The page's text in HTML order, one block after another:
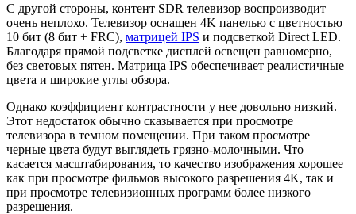
С другой стороны, контент SDR телевизор воспроизводит
очень неплохо. Телевизор оснащен 4K панелью с цветностью
10 бит (8 бит + FRC), матрицей IPS и подсветкой Direct LED.
Благодаря прямой подсветке дисплей освещен равномерно,
без световых пятен. Матрица IPS обеспечивает реалистичные
цвета и широкие углы обзора.
Однако коэффициент контрастности у нее довольно низкий.
Этот недостаток обычно сказывается при просмотре
телевизора в темном помещении. При таком просмотре
черные цвета будут выглядеть грязно-молочными. Что
касается масштабирования, то качество изображения хорошее
как при просмотре фильмов высокого разрешения 4K, так и
при просмотре телевизионных программ более низкого
разрешения.